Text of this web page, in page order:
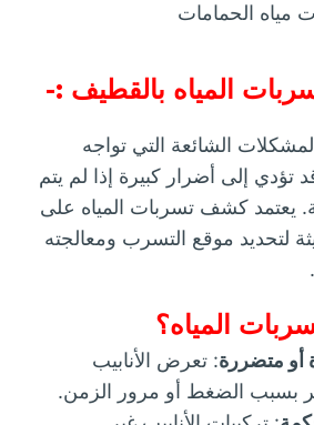
الحمامات
المياه بالقطيف :-
الشائعة التي تواجه
تؤدي إلى أضرار كبيرة إذا لم يتم
يعتمد كشف تسربات المياه على
لتحديد موقع التسرب ومعالجته
المياه؟
أو متضررة: تعرض الأنابيب
بسبب الضغط أو مرور الزمن.